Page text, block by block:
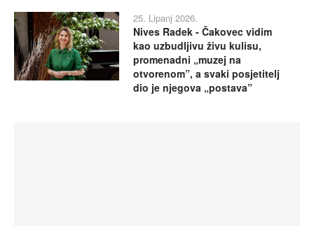
25. Lipanj 2026.
Nives Radek - Čakovec vidim
kao uzbudljivu živu kulisu,
promenadni „muzej na
otvorenom”, a svaki posjetitelj
dio je njegova „postava”